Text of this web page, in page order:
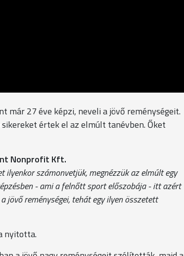
már 27 éve képzi, neveli a jövő reménységeit.
értek el az elmúlt tanévben. Őket
Nonprofit Kft.
ilyenkor számonvetjük, megnézzük az elmúlt egy
- ami a felnőtt sport előszobája - itt azért
jövő reménységei, tehát egy ilyen összetett
nyitotta.